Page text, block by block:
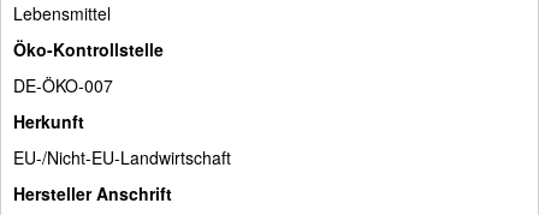
Lebensmittel
Öko-Kontrollstelle
DE-ÖKO-007
Herkunft
EU-/Nicht-EU-Landwirtschaft
Hersteller Anschrift